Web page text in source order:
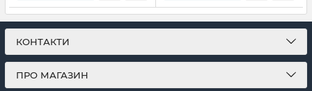
КОНТАКТИ
ПРО МАГАЗИН